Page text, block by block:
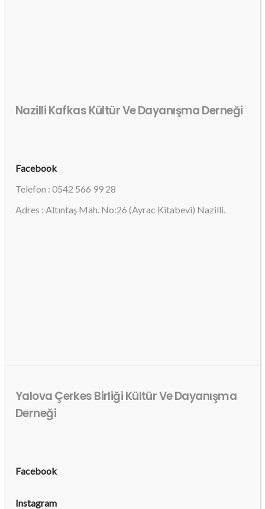
Nazilli Kafkas Kültür Ve Dayanışma Derneği
Facebook
Telefon : 0542 566 99 28
Adres : Altıntaş Mah. No:26 (Ayrac Kitabevi) Nazilli.
Yalova Çerkes Birliği Kültür Ve Dayanışma
Derneği
Facebook
Instagram